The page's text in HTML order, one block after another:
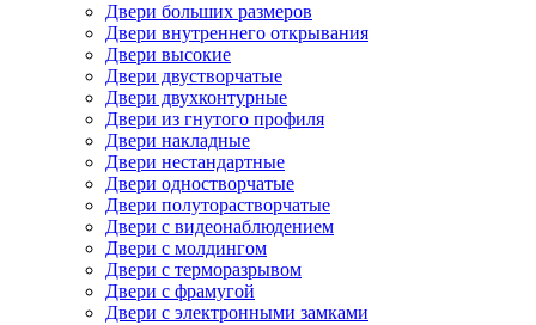
Двери больших размеров
Двери внутреннего открывания
Двери высокие
Двери двустворчатые
Двери двухконтурные
Двери из гнутого профиля
Двери накладные
Двери нестандартные
Двери одностворчатые
Двери полуторастворчатые
Двери с видеонаблюдением
Двери с молдингом
Двери с терморазрывом
Двери с фрамугой
Двери с электронными замками